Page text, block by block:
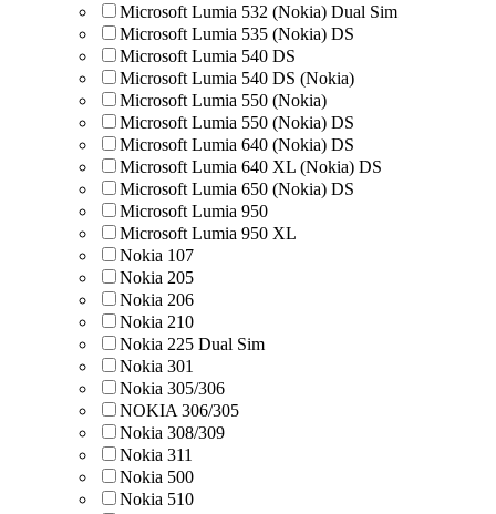
Microsoft Lumia 532 (Nokia) Dual Sim
Microsoft Lumia 535 (Nokia) DS
Microsoft Lumia 540 DS
Microsoft Lumia 540 DS (Nokia)
Microsoft Lumia 550 (Nokia)
Microsoft Lumia 550 (Nokia) DS
Microsoft Lumia 640 (Nokia) DS
Microsoft Lumia 640 XL (Nokia) DS
Microsoft Lumia 650 (Nokia) DS
Microsoft Lumia 950
Microsoft Lumia 950 XL
Nokia 107
Nokia 205
Nokia 206
Nokia 210
Nokia 225 Dual Sim
Nokia 301
Nokia 305/306
NOKIA 306/305
Nokia 308/309
Nokia 311
Nokia 500
Nokia 510